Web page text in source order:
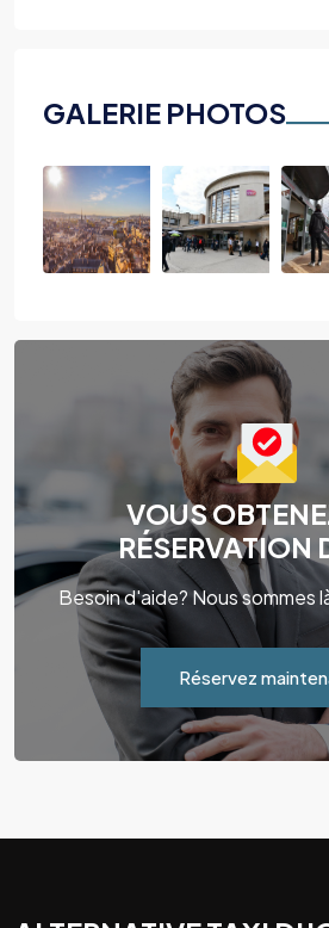
GALERIE PHOTOS
VOUS
RÉSERVATION
Besoin d'aide? Nous sommes
Réservez